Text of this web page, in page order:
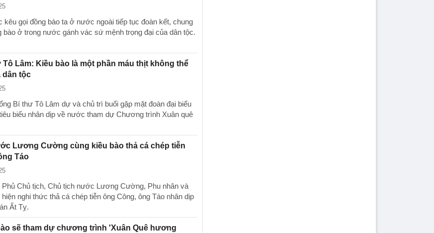
kêu gọi đồng bào ta ở nước ngoài tiếp tục đoàn kết, chung
bào ở trong nước gánh vác sứ mệnh trọng đại của dân tộc.
Lâm: Kiều bào là một phần máu thịt không thể
dân tộc
Bí thư Tô Lâm dự và chủ trì buổi gặp mặt đoàn đại biểu
biểu nhân dịp về nước tham dự Chương trình Xuân quê
Lương Cường cùng kiều bào thả cá chép tiễn
Táo
Phủ Chủ tịch, Chủ tịch nước Lương Cường, Phu nhân và
nghi thức thả cá chép tiễn ông Công, ông Táo nhân dịp
Ất Tỵ.
sẽ tham dự chương trình 'Xuân Quê hương